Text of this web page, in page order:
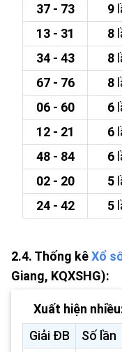
37 - 73
9
13 - 31
8
34 - 43
8
67 - 76
8
06 - 60
6
12 - 21
6
48 - 84
6
02 - 20
5
24 - 42
5
2.4. Thống kêXổ
Giang, KQXSHG):
Xuất hiện
Giải ĐB
Số lần